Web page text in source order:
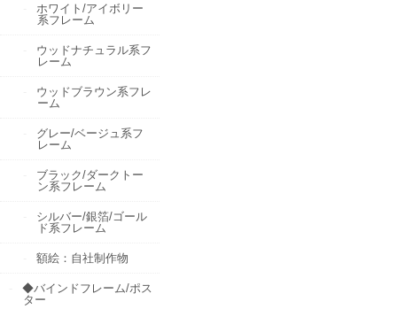
ホワイト/アイボリー
系フレーム
ウッドナチュラル系フ
レーム
ウッドブラウン系フレ
ーム
グレー/ベージュ系フ
レーム
ブラック/ダークトー
ン系フレーム
シルバー/銀箔/ゴール
ド系フレーム
額絵：自社制作物
◆バインドフレーム/ポス
ター